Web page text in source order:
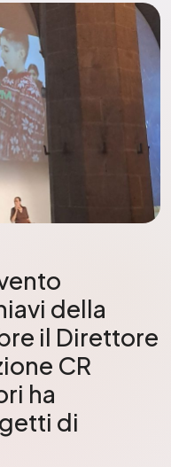
della
il Direttore
CR
ha
di